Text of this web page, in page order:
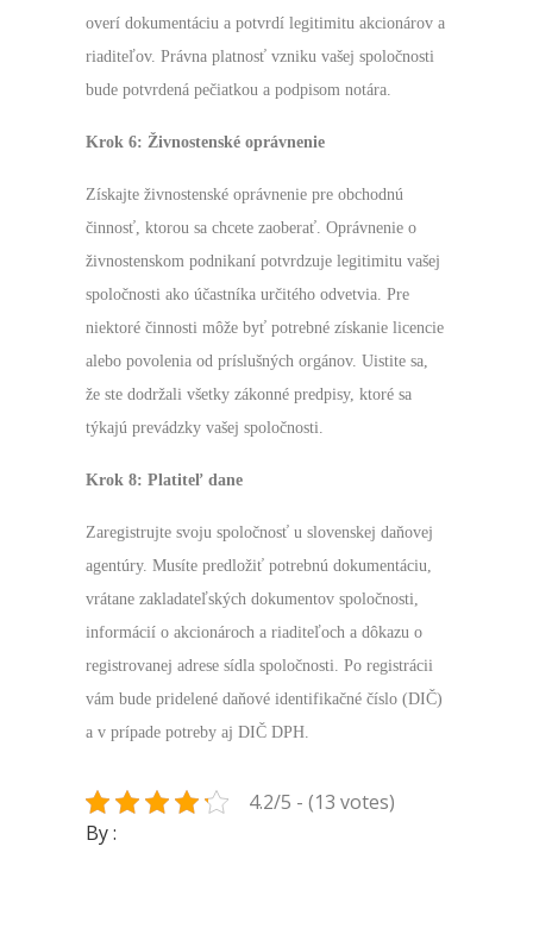
overí dokumentáciu a potvrdí legitimitu akcionárov a
riaditeľov. Právna platnosť vzniku vašej spoločnosti
bude potvrdená pečiatkou a podpisom notára.
Krok 6: Živnostenské oprávnenie
Získajte živnostenské oprávnenie pre obchodnú
činnosť, ktorou sa chcete zaoberať. Oprávnenie o
živnostenskom podnikaní potvrdzuje legitimitu vašej
spoločnosti ako účastníka určitého odvetvia. Pre
niektoré činnosti môže byť potrebné získanie licencie
alebo povolenia od príslušných orgánov. Uistite sa,
že ste dodržali všetky zákonné predpisy, ktoré sa
týkajú prevádzky vašej spoločnosti.
Krok 8: Platiteľ dane
Zaregistrujte svoju spoločnosť u slovenskej daňovej
agentúry. Musíte predložiť potrebnú dokumentáciu,
vrátane zakladateľských dokumentov spoločnosti,
informácií o akcionároch a riaditeľoch a dôkazu o
registrovanej adrese sídla spoločnosti. Po registrácii
vám bude pridelené daňové identifikačné číslo (DIČ)
a v prípade potreby aj DIČ DPH.
4.2/5 - (13 votes)
By :